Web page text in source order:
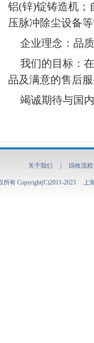
铝(锌)锭铸造机；
压脉冲除尘设备
企业理念：品
我们的目标：
品及满意的售后
竭诚期待与国
关于我们 回收流程
所有 Copyright(C)2011-2023 上